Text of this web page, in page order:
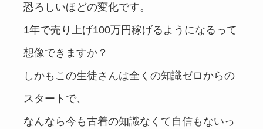
恐ろしいほどの変化です。
1年で売り上げ100万円稼げるようになるって
想像できますか？
しかもこの生徒さんは全くの知識ゼロからの
スタートで、
なんなら今も古着の知識なくて自信もないっ